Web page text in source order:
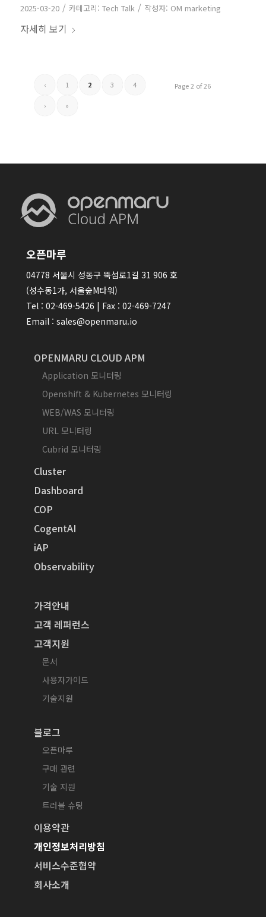
2025-03-20 / 카테고리: Tech Talk / 작성자: OM marketing
자세히 보기
Page 2 of 26
‹ 1 2 3 4
› »
오픈마루
04778 서울시 성동구 뚝섬로1길 31 906 호
(성수동1가, 서울숲M타워)
Tel : 02-469-5426 | Fax : 02-469-7247
Email : sales@openmaru.io
OPENMARU CLOUD APM
Application 모니터링
Openshift & Kubernetes 모니터링
WEB/WAS 모니터링
URL 모니터링
Cubrid 모니터링
Cluster
Dashboard
COP
CogentAI
iAP
Observability
가격안내
고객 레퍼런스
고객지원
문서
사용자가이드
기술지원
블로그
오픈마루
구매 관련
기술 지원
트러블 슈팅
이용약관
개인정보처리방침
서비스수준협약
회사소개